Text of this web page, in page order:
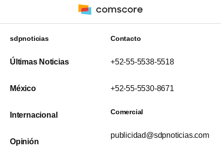
sdpnoticias
Últimas Noticias
México
Internacional
Opinión
Contacto
+52-55-5538-5518
+52-55-5530-8671
Comercial
publicidad@sdpnoticias.com